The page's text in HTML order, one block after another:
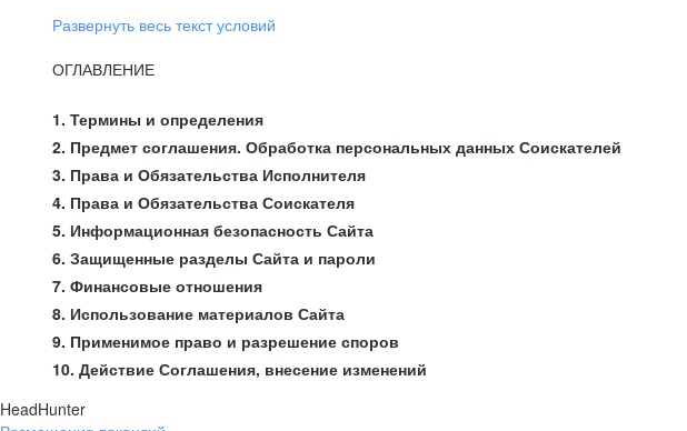
Развернуть весь текст условий
ОГЛАВЛЕНИЕ
1. Термины и определения
2. Предмет соглашения. Обработка персональных данных Соискателей
3. Права и Обязательства Исполнителя
4. Права и Обязательства Соискателя
5. Информационная безопасность Сайта
6. Защищенные разделы Сайта и пароли
7. Финансовые отношения
8. Использование материалов Сайта
9. Применимое право и разрешение споров
10. Действие Соглашения, внесение изменений
HeadHunter